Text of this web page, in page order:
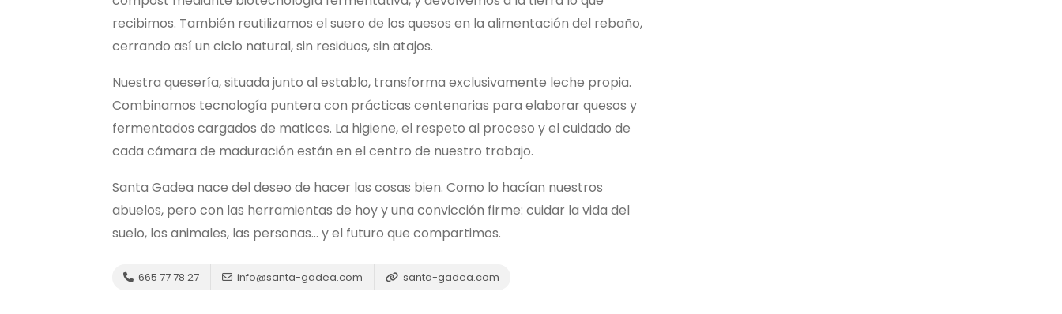
recibimos. También reutilizamos el suero de los quesos en la alimentación del rebaño,
cerrando así un ciclo natural, sin residuos, sin atajos.
Nuestra quesería, situada junto al establo, transforma exclusivamente leche propia.
Combinamos tecnología puntera con prácticas centenarias para elaborar quesos y
fermentados cargados de matices. La higiene, el respeto al proceso y el cuidado de
cada cámara de maduración están en el centro de nuestro trabajo.
Santa Gadea nace del deseo de hacer las cosas bien. Como lo hacían nuestros
abuelos, pero con las herramientas de hoy y una convicción firme: cuidar la vida del
suelo, los animales, las personas… y el futuro que compartimos.
665 77 78 27 info@santa-gadea.com santa-gadea.com